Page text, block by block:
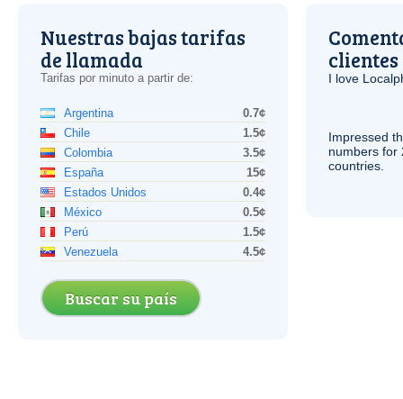
Nuestras bajas tarifas
de llamada
Tarifas por minuto a partir de:
Argentina
0.7¢
Chile
1.5¢
Colombia
3.5¢
España
15¢
Estados Unidos
0.4¢
México
0.5¢
Perú
1.5¢
Venezuela
4.5¢
Buscar su país
clientes
I love
Impressed
numbers for
countries.